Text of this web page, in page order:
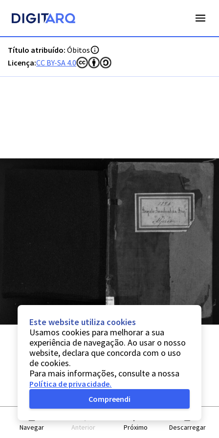
Título atribuído: Óbitos
Licença:CC BY-SA 4.0
Navegar Anterior Próximo Descarregar
Este website utiliza cookies
Usamos cookies para melhorar a sua
experiência de navegação. Ao usar o nosso
website, declara que concorda com o uso
de cookies.
Para mais informações, consulte a nossa
Política de privacidade.
Compreendi